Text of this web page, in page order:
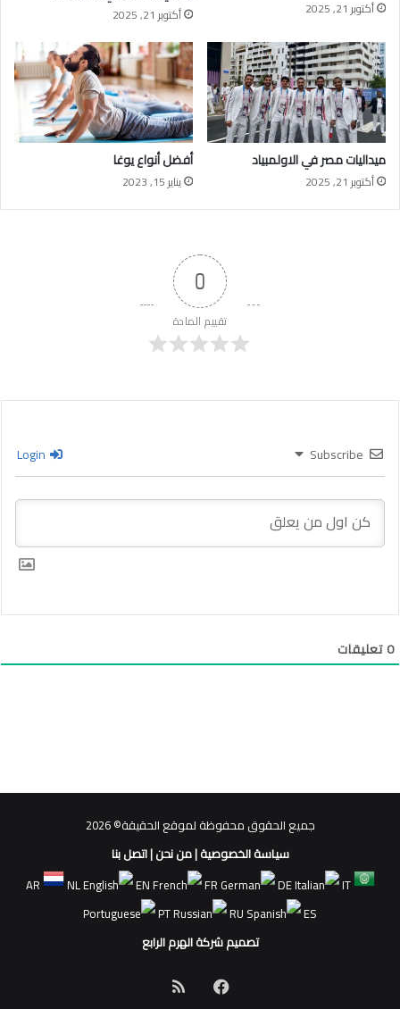
أكتوبر 21, 2025 أكتوبر 21, 2025
ميداليات مصر في الاولمبياد
أكتوبر 21, 2025
أفضل أنواع يوغا
يناير 15, 2023
0
تقييم المادة
Subscribe
0تعليقات
جميع الحقوق محفوظة لموقع الحقيقة© 2026
سياسة الخصوصية|من نحن|اتصل بنا
AR
NL EN FR DE
IT
PT
RU
ES
تصميم شركة الهرم الرابع
فيسبوك